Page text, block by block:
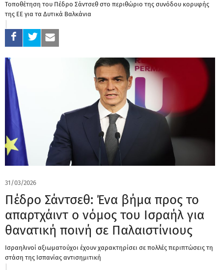
Τοποθέτηση του Πέδρο Σάντσεθ στο περιθώριο της συνόδου κορυφής
της ΕΕ για τα Δυτικά Βαλκάνια
31/03/2026
Πέδρο Σάντσεθ: Ένα βήμα προς το
απαρτχάιντ ο νόμος του Ισραήλ για
θανατική ποινή σε Παλαιστίνιους
Ισραηλινοί αξιωματούχοι έχουν χαρακτηρίσει σε πολλές περιπτώσεις τη
στάση της Ισπανίας αντισημιτική